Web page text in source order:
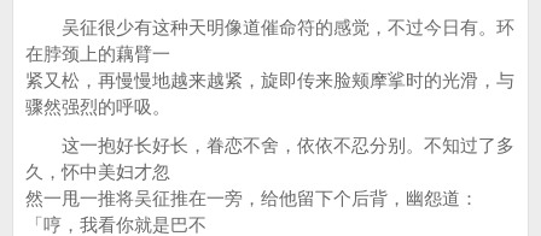
吴征很少有这种天明像道催命符的感觉，不过今日有。环
在脖颈上的藕臂一
紧又松，再慢慢地越来越紧，旋即传来脸颊摩挲时的光滑，与
骤然强烈的呼吸。
这一抱好长好长，眷恋不舍，依依不忍分别。不知过了多
久，怀中美妇才忽
然一甩一推将吴征推在一旁，给他留下个后背，幽怨道：
「哼，我看你就是巴不